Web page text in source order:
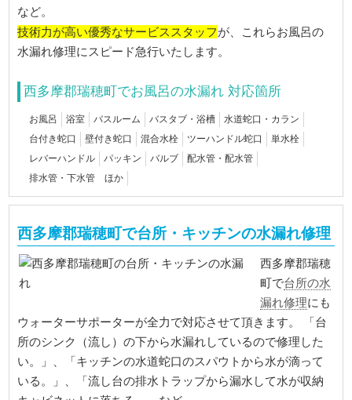
など。
技術力が高い優秀なサービススタッフが、これらお風呂の
水漏れ修理にスピード急行いたします。
西多摩郡瑞穂町でお風呂の水漏れ 対応箇所
お風呂 浴室 バスルーム バスタブ・浴槽
水道蛇口・カラン
台付き蛇口
壁付き蛇口 混合水栓 ツーハンドル蛇口
単水栓
レバーハンドル
パッキン バルブ
配水管・配水管
排水管・下水管 ほか
西多摩郡瑞穂町で台所・キッチンの水漏れ修理
西多摩郡瑞穂
町で台所の水
漏れ修理にも
ウォーターサポーターが全力で対応させて頂きます。 「台
所のシンク（流し）の下から水漏れしているので修理した
い。」、「キッチンの水道蛇口のスパウトから水が滴って
いる。」、「流し台の排水トラップから漏水して水が収納